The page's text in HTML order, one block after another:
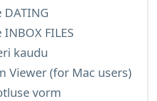
FILES
kaudu
Viewer (for Mac users)
vorm